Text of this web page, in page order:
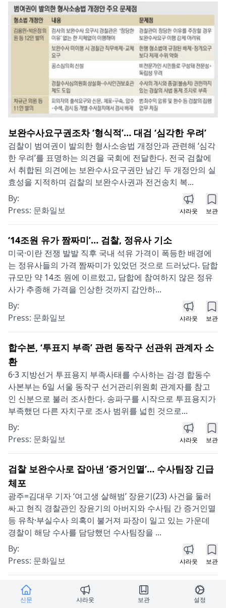
보완수사요구권조차 ‘형식적’… 대검 ‘심각한 우려’
검찰이 범여권이 발의한 형사소송법 개정안과 관련해 ‘심각
한 우려’를 표명하는 의견을 국회에 전달한다. 전국 검찰에
서 취합된 의견에는 보완수사요구권만 남긴 두 개정안의 실
효성을 지적하며 검찰의 보완수사권과 전건송치 복...
By:
Press: 문화일보 샤라웃 보관
‘14조원 유가 짬짜미’… 검찰, 정유사 기소
미국·이란 전쟁 발발 직후 국내 석유 가격이 폭등한 배경에
는 정유사들의 가격 짬짜미가 있었던 것으로 드러났다. 담합
규모만 약 14조 원에 이르렀고, 담합에 참여하지 않은 정유
사가 추종해 가격을 인상한 것까지 감안하...
By:
Press: 문화일보 샤라웃 보관
합수본, ‘투표지 부족’ 관련 동작구 선관위 관계자 소
환
6·3 지방선거 투표용지 부족사태를 수사하는 검·경 합동수
사본부는 6일 서울 동작구 선거관리위원회 관계자를 참고
인 신분으로 불러 조사한다. 송파구를 시작으로 투표용지가
부족했던 다른 자치구로 조사 범위를 넓힌 것으로...
By:
Press: 문화일보 샤라웃 보관
검찰 보완수사로 잡아낸 ‘증거인멸’… 수사팀장 긴급
체포
광주=김대우 기자 ‘여고생 살해범’ 장윤기(23) 사건을 둘러
싸고 현직 경찰관인 장윤기의 아버지와 수사팀 간 증거인멸
등 유착·부실수사 의혹이 불거져 파장이 일고 있는 가운데
경찰이 해당 수사를 담당했던 수사팀장을 ...
By:
Press: 문화일보 샤라웃 보관
서울아산병원 연구역량 인정… 네이처 인덱스 평가
국내 1위
신문 샤라웃 보관 설정